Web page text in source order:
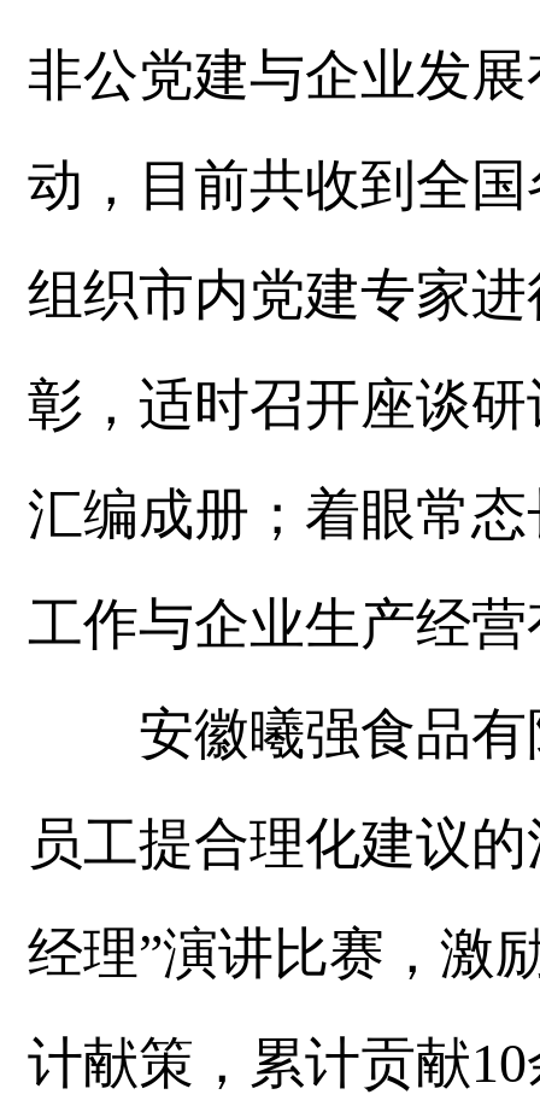
非公党建与企业发
动，目前共收到全
组织市内党建专家
彰，适时召开座谈
汇编成册；着眼常
工作与企业生产经
安徽曦强食品有
员工提合理化建议
经理”演讲比赛，激
计献策，累计贡献